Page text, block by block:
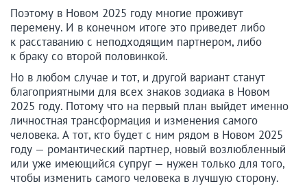
Поэтому в Новом 2025 году многие проживут
перемену. И в конечном итоге это приведет либо
к расставанию с неподходящим партнером, либо
к браку со второй половинкой.
Но в любом случае и тот, и другой вариант станут
благоприятными для всех знаков зодиака в Новом
2025 году. Потому что на первый план выйдет именно
личностная трансформация и изменения самого
человека. А тот, кто будет с ним рядом в Новом 2025
году — романтический партнер, новый возлюбленный
или уже имеющийся супруг — нужен только для того,
чтобы изменить самого человека в лучшую сторону.